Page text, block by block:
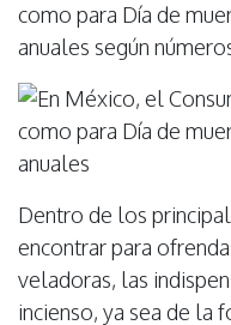
como para Día de
anuales según
Dentro de los
encontrar para
veladoras, las
incienso, ya sea de la